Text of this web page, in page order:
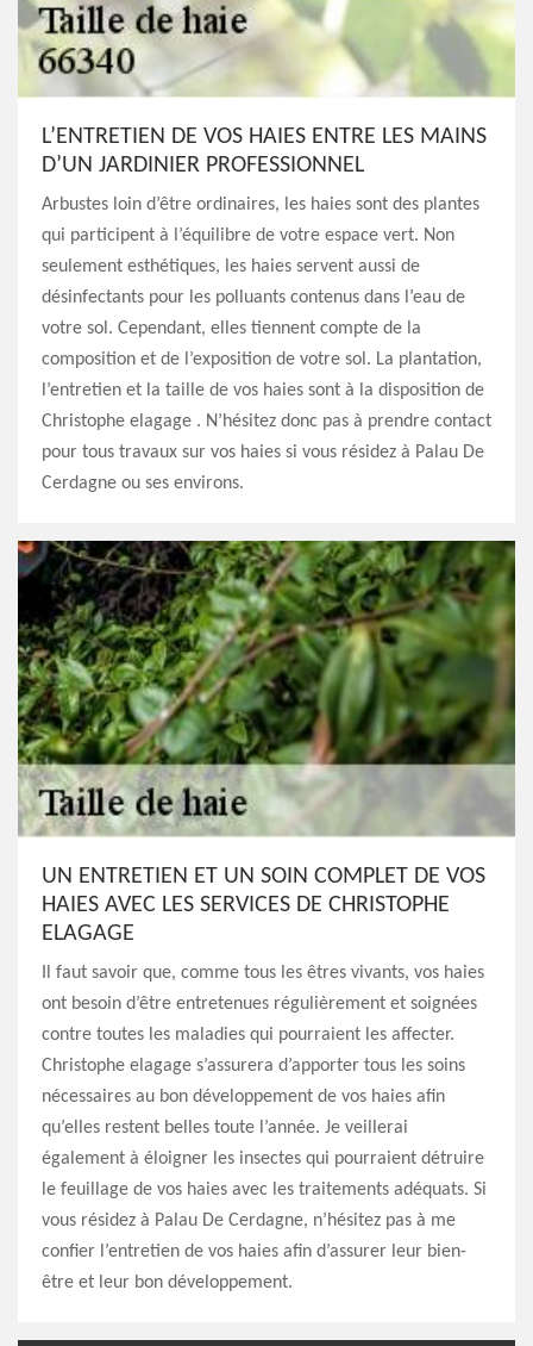
L’ENTRETIEN DE VOS HAIES ENTRE LES MAINS
D’UN JARDINIER PROFESSIONNEL
Arbustes loin d’être ordinaires, les haies sont des plantes
qui participent à l’équilibre de votre espace vert. Non
seulement esthétiques, les haies servent aussi de
désinfectants pour les polluants contenus dans l’eau de
votre sol. Cependant, elles tiennent compte de la
composition et de l’exposition de votre sol. La plantation,
l’entretien et la taille de vos haies sont à la disposition de
Christophe elagage . N’hésitez donc pas à prendre contact
pour tous travaux sur vos haies si vous résidez à Palau De
Cerdagne ou ses environs.
UN ENTRETIEN ET UN SOIN COMPLET DE VOS
HAIES AVEC LES SERVICES DE CHRISTOPHE
ELAGAGE
Il faut savoir que, comme tous les êtres vivants, vos haies
ont besoin d’être entretenues régulièrement et soignées
contre toutes les maladies qui pourraient les affecter.
Christophe elagage s’assurera d’apporter tous les soins
nécessaires au bon développement de vos haies afin
qu’elles restent belles toute l’année. Je veillerai
également à éloigner les insectes qui pourraient détruire
le feuillage de vos haies avec les traitements adéquats. Si
vous résidez à Palau De Cerdagne, n’hésitez pas à me
confier l’entretien de vos haies afin d’assurer leur bien-
être et leur bon développement.